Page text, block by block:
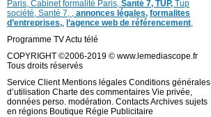
Paris, Cabinet formalité Paris, Santé 7, TUP, Tup
société, Santé 7, , annonces légales, formalites
d’entreprises,, l’agence web de référencement,
Programme TV Actu télé
COPYRIGHT ©2006-2019 © www.lemediascope.fr
Tous droits réservés
Service Client Mentions légales Conditions générales
d’utilisation Charte des commentaires Vie privée,
données perso. modération. Contacts Archives sujets
en régions Boutique Régie Publicitaire